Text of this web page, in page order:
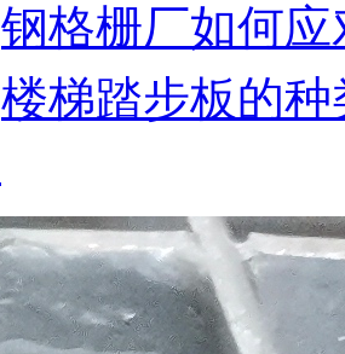
钢格栅厂如何
楼梯踏步板的种